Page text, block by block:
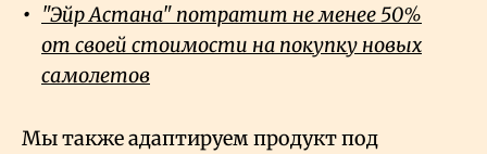
"Эйр Астана" потратит не менее 50%
от своей стоимости на покупку новых
самолетов
Мы также адаптируем продукт под